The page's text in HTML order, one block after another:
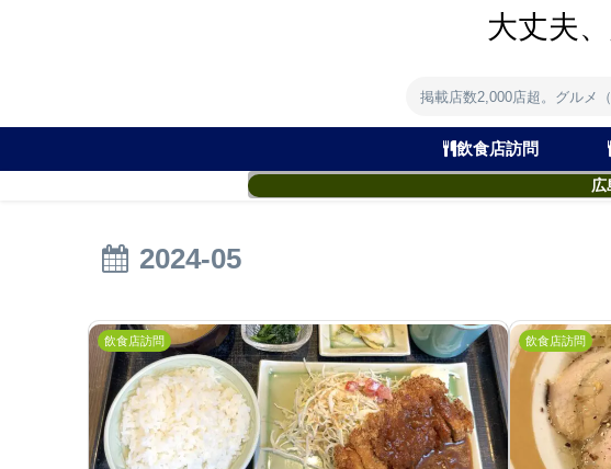
大丈夫
掲載店数2,000店超。グルメ
飲食店訪問
広
2024-05
飲食店訪問 飲食店訪問